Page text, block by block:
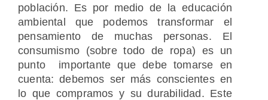
población. Es por medio de la educación
ambiental que podemos transformar el
pensamiento de muchas personas. El
consumismo (sobre todo de ropa) es un
punto importante que debe tomarse en
cuenta: debemos ser más conscientes en
lo que compramos y su durabilidad. Este